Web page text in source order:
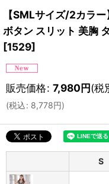
【SMLサイズ/2カラ
ボタン スリット 美胸
[1529]
販売価格: 7,980円(税
(税込: 8,778円)
S